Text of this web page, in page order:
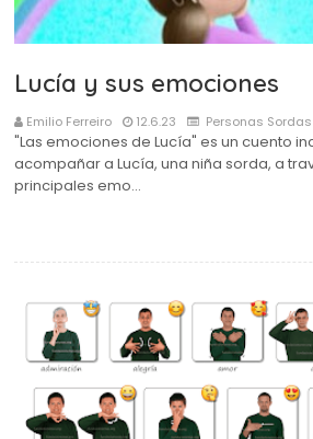
Lucía y sus emociones
Emilio Ferreiro 12.6.23 Personas Sordas
"Las emociones de Lucía" es un cuento
acompañar a Lucía, una niña sorda, a
principales emo…